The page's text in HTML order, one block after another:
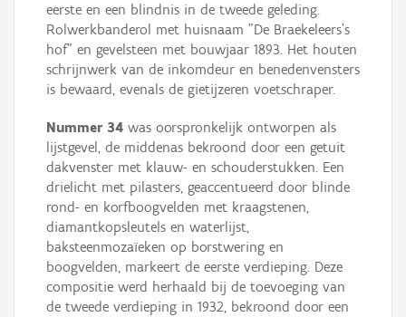
eerste en een blindnis in de tweede geleding.
Rolwerkbanderol met huisnaam "De Braekeleers’s
hof" en gevelsteen met bouwjaar 1893. Het houten
schrijnwerk van de inkomdeur en benedenvensters
is bewaard, evenals de gietijzeren voetschraper.
Nummer 34 was oorspronkelijk ontworpen als
lijstgevel, de middenas bekroond door een getuit
dakvenster met klauw- en schouderstukken. Een
drielicht met pilasters, geaccentueerd door blinde
rond- en korfboogvelden met kraagstenen,
diamantkopsleutels en waterlijst,
baksteenmozaïeken op borstwering en
boogvelden, markeert de eerste verdieping. Deze
compositie werd herhaald bij de toevoeging van
de tweede verdieping in 1932, bekroond door een